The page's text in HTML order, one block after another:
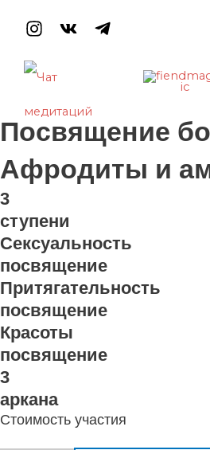
содержимому
Посвящение
Афродиты и
3
ступени
Сексуальность
посвящение
Притягательность
посвящение
Красоты
посвящение
3
аркана
Стоимость участия